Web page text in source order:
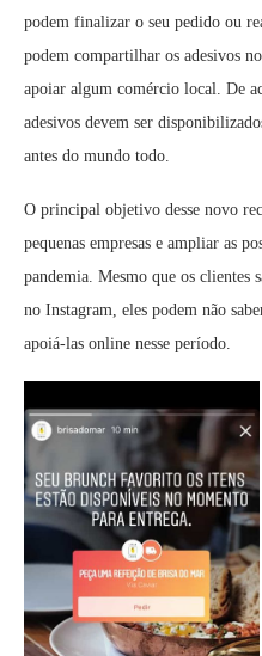
podem finalizar o seu pedido ou
podem compartilhar os adesivos
apoiar algum comércio local. De
adesivos devem ser
antes do mundo todo.
O principal objetivo desse novo
pequenas empresas e ampliar as
pandemia. Mesmo que os clientes
no Instagram, eles podem não
apoiá-las online nesse período.